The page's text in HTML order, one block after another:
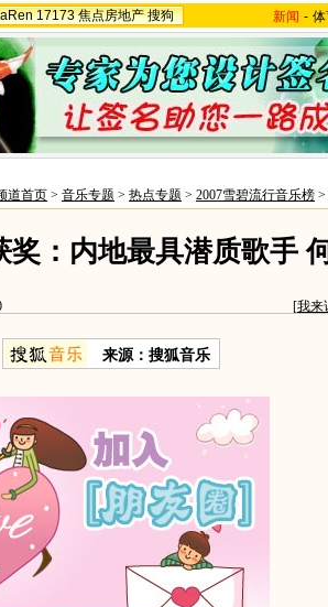
17173 焦点房地产 搜狗 新闻 -
道首页 > 音乐专题 > 热点专题 > 2007雪碧流行音乐榜 >
奖：内地最具潜质歌手
[我来
来源：搜狐音乐